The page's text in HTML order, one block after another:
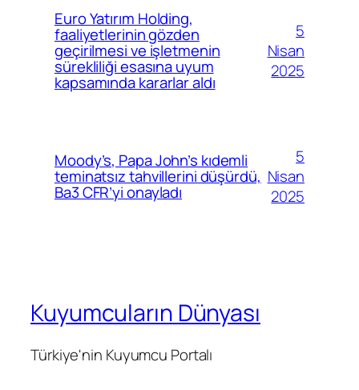
Euro Yatırım Holding,
faaliyetlerinin gözden
geçirilmesi ve işletmenin
sürekliliği esasına uyum
kapsamında kararlar aldı
5
Nisan
2025
Moody’s, Papa John’s kıdemli
teminatsız tahvillerini düşürdü,
Ba3 CFR’yi onayladı
5
Nisan
2025
Kuyumcuların Dünyası
Türkiye'nin Kuyumcu Portalı